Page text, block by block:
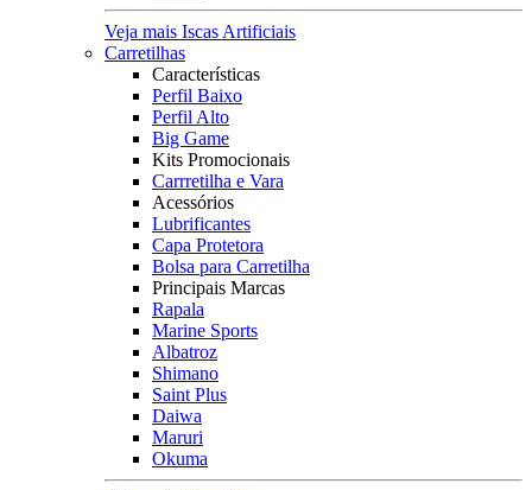
Veja mais Iscas Artificiais
Carretilhas
Características
Perfil Baixo
Perfil Alto
Big Game
Kits Promocionais
Carrretilha e Vara
Acessórios
Lubrificantes
Capa Protetora
Bolsa para Carretilha
Principais Marcas
Rapala
Marine Sports
Albatroz
Shimano
Saint Plus
Daiwa
Maruri
Okuma